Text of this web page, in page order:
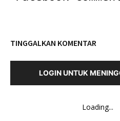
TINGGALKAN KOMENTAR
LOGIN UNTUK
Loading...